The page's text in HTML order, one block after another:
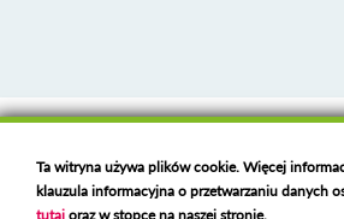
Deklaracja dostępności
Polski serwer RBLhttps://polspam.pl/
Ta witryna używa plików cookie. Więcej
klauzula informacyjna o przetwarzaniu danych
tutajoraz w stopce na naszej stronie.